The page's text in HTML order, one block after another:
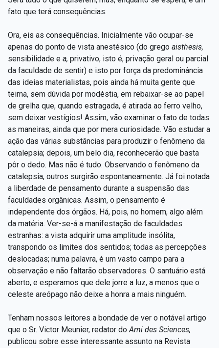
fato que terá consequências.
Ora, eis as consequências. Inicialmente vão ocupar-se
apenas do ponto de vista anestésico (do grego aisthesis,
sensibilidade e a, privativo, isto é, privação geral ou parcial
da faculdade de sentir) e isto por força da predominância
das ideias materialistas, pois ainda há muita gente que
teima, sem dúvida por modéstia, em rebaixar-se ao papel
de grelha que, quando estragada, é atirada ao ferro velho,
sem deixar vestígios! Assim, vão examinar o fato de todas
as maneiras, ainda que por mera curiosidade. Vão estudar a
ação das várias substâncias para produzir o fenômeno da
catalepsia; depois, um belo dia, reconhecerão que basta
pôr o dedo. Mas não é tudo. Observando o fenômeno da
catalepsia, outros surgirão espontaneamente. Já foi notada
a liberdade de pensamento durante a suspensão das
faculdades orgânicas. Assim, o pensamento é
independente dos órgãos. Há, pois, no homem, algo além
da matéria. Ver-se-á a manifestação de faculdades
estranhas: a vista adquirir uma amplitude insólita,
transpondo os limites dos sentidos; todas as percepções
deslocadas; numa palavra, é um vasto campo para a
observação e não faltarão observadores. O santuário está
aberto, e esperamos que dele jorre a luz, a menos que o
celeste areópago não deixe a honra a mais ninguém.
Tenham nossos leitores a bondade de ver o notável artigo
que o Sr. Victor Meunier, redator do Ami des Sciences,
publicou sobre esse interessante assunto na Revista